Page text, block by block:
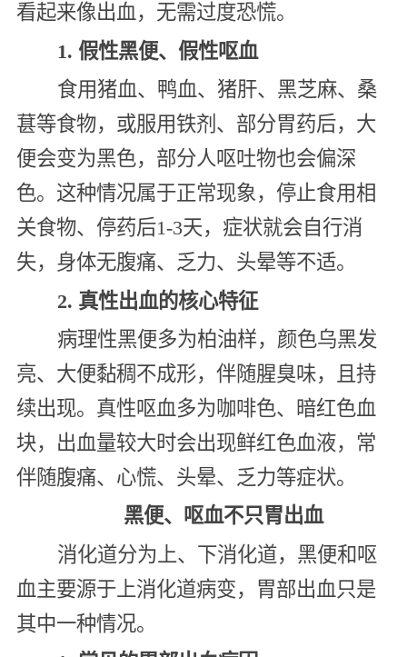
看起来像出血，无需过度恐慌。
1. 假性黑便、假性呕血
食用猪血、鸭血、猪肝、黑芝麻、桑
葚等食物，或服用铁剂、部分胃药后，大
便会变为黑色，部分人呕吐物也会偏深
色。这种情况属于正常现象，停止食用相
关食物、停药后1-3天，症状就会自行消
失，身体无腹痛、乏力、头晕等不适。
2. 真性出血的核心特征
病理性黑便多为柏油样，颜色乌黑发
亮、大便黏稠不成形，伴随腥臭味，且持
续出现。真性呕血多为咖啡色、暗红色血
块，出血量较大时会出现鲜红色血液，常
伴随腹痛、心慌、头晕、乏力等症状。
黑便、呕血不只胃出血
消化道分为上、下消化道，黑便和呕
血主要源于上消化道病变，胃部出血只是
其中一种情况。